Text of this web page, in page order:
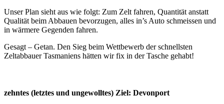
Unser Plan sieht aus wie folgt: Zum Zelt fahren, Quantität anstatt
Qualität beim Abbauen bevorzugen, alles in’s Auto schmeissen und
in wärmere Gegenden fahren.
Gesagt – Getan. Den Sieg beim Wettbewerb der schnellsten
Zeltabbauer Tasmaniens hätten wir fix in der Tasche gehabt!
zehntes (letztes und ungewolltes) Ziel: Devonport